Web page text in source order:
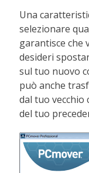
Una
selezionare
garantisce che
desideri
sul tuo nuovo
può anche
dal tuo vecchio
del tuo